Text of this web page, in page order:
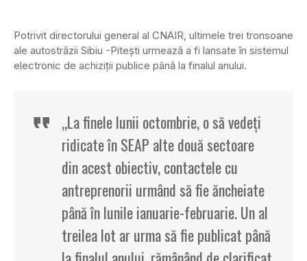
Potrivit directorului general al CNAIR, ultimele trei tronsoane
ale autostrăzii Sibiu -Piteşti urmează a fi lansate în sistemul
electronic de achiziţii publice până la finalul anului.
„La finele lunii octombrie, o să vedeţi
ridicate în SEAP alte două sectoare
din acest obiectiv, contactele cu
antreprenorii urmând să fie ăncheiate
până în lunile ianuarie-februarie. Un al
treilea lot ar urma să fie publicat până